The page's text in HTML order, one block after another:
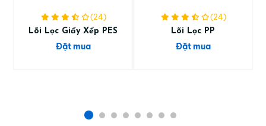
(24)
Lõi Lọc Giấy Xếp PES
Đặt mua
(24)
Lõi Lọc PP
Đặt mua